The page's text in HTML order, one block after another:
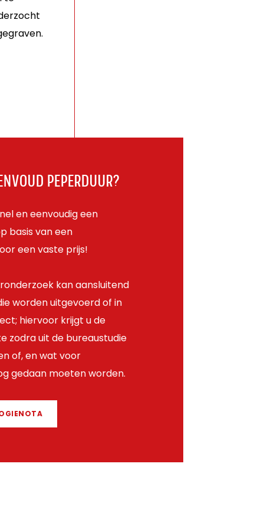
PEPERDUUR?
en eenvoudig een
basis van een
een vaste prijs!
kan aansluitend
worden uitgevoerd of in
hiervoor krijgt u de
zodra uit de bureaustudie
of, en wat voor
gedaan moeten worden.